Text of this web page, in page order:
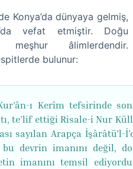
Konya’da dünyaya gelmiş,
vefat etmiştir. Doğu
meşhur âlimlerdendir.
bulunur:
ı Kerîm tefsirinde
te’lif ettiği Risale-i Nur
sayılan Arapça İşârâtü’l-
devrin imanını değil,
imanını temsil